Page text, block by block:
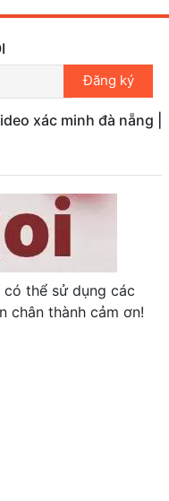
Đăng ký
xác minh đà nẵng |
thể sử dụng các
chân thành cảm ơn!